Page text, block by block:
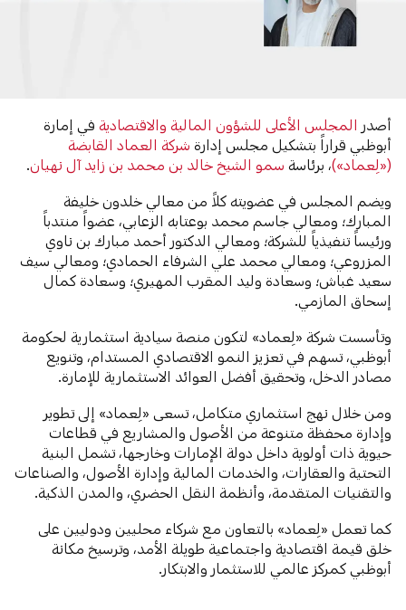
أصدر المجلس الأعلى للشؤون المالية والاقتصادية في إمارة
أبوظبي قراراً بتشكيل مجلس إدارة شركة العماد القابضة
(«لِعماد»)، برئاسة سمو الشيخ خالد بن محمد بن زايد آل نهيان.
ويضم المجلس في عضويته كلاً من معالي خلدون خليفة
المبارك؛ ومعالي جاسم محمد بوعتابه الزعابي، عضواً منتدباً
ورئيساً تنفيذياً للشركة؛ ومعالي الدكتور أحمد مبارك بن ناوي
المزروعي؛ ومعالي محمد علي الشرفاء الحمادي؛ ومعالي سيف
سعيد غباش؛ وسعادة وليد المقرب المهيري؛ وسعادة كمال
إسحاق المازمي.
وتأسست شركة «لِعماد» لتكون منصة سيادية استثمارية لحكومة
أبوظبي، تسهم في تعزيز النمو الاقتصادي المستدام، وتنويع
مصادر الدخل، وتحقيق أفضل العوائد الاستثمارية للإمارة.
ومن خلال نهج استثماري متكامل، تسعى «لِعماد» إلى تطوير
وإدارة محفظة متنوعة من الأصول والمشاريع في قطاعات
حيوية ذات أولوية داخل دولة الإمارات وخارجها، تشمل البنية
التحتية والعقارات، والخدمات المالية وإدارة الأصول، والصناعات
والتقنيات المتقدمة، وأنظمة النقل الحضري، والمدن الذكية.
كما تعمل «لِعماد» بالتعاون مع شركاء محليين ودوليين على
خلق قيمة اقتصادية واجتماعية طويلة الأمد، وترسيخ مكانة
أبوظبي كمركز عالمي للاستثمار والابتكار.